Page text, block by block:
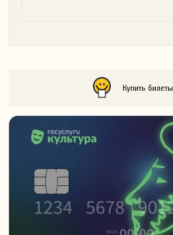
Купить билеты